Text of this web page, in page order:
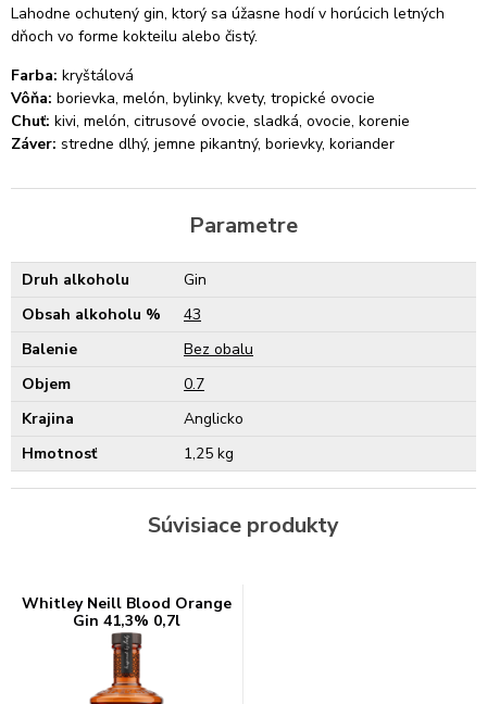
Lahodne ochutený gin, ktorý sa úžasne hodí v horúcich letných
dňoch vo forme kokteilu alebo čistý.
Farba: kryštálová
Vôňa: borievka, melón, bylinky, kvety, tropické ovocie
Chuť: kivi, melón, citrusové ovocie, sladká, ovocie, korenie
Záver: stredne dlhý, jemne pikantný, borievky, koriander
Parametre
Druh alkoholu
Gin
Obsah alkoholu %
43
Balenie
Bez obalu
Objem
0.7
Krajina
Anglicko
Hmotnosť
1,25 kg
Súvisiace produkty
Whitley Neill Blood Orange
Gin 41,3% 0,7l